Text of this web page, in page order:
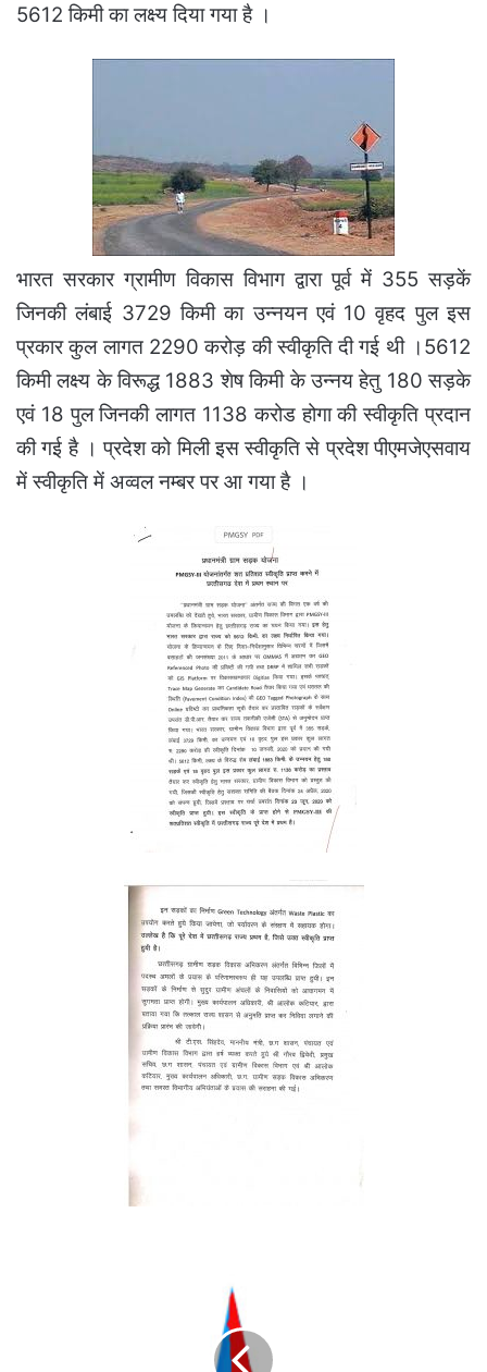
5612 किमी का लक्ष्य दिया गया है ।
भारत सरकार ग्रामीण विकास विभाग द्वारा पूर्व में 355 सड़कें
जिनकी लंबाई 3729 किमी का उन्नयन एवं 10 वृहद पुल इस
प्रकार कुल लागत 2290 करोड़ की स्वीकृति दी गई थी ।5612
किमी लक्ष्य के विरूद्ध 1883 शेष किमी के उन्नय हेतु 180 सड़के
एवं 18 पुल जिनकी लागत 1138 करोड होगा की स्वीकृति प्रदान
की गई है । प्रदेश को मिली इस स्वीकृति से प्रदेश पीएमजेएसवाय
में स्वीकृति में अव्वल नम्बर पर आ गया है ।